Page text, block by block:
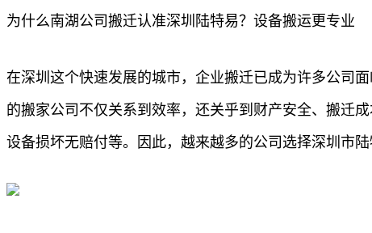
为什么南湖公司搬迁认准深圳陆特易？设备搬运更专业
在深圳这个快速发展的城市，企业搬迁已成为许多公司
的搬家公司不仅关系到效率，还关乎到财产安全、搬迁
设备损坏无赔付等。因此，越来越多的公司选择深圳市